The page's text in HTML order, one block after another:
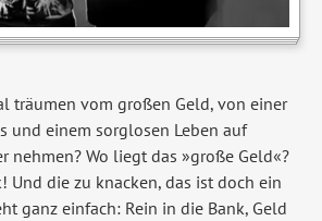
träumen vom großen Geld, von einer
und einem sorglosen Leben auf
nehmen? Wo liegt das »große Geld«?
Und die zu knacken, das ist doch ein
ganz einfach: Rein in die Bank, Geld